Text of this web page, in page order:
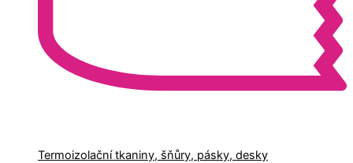
Termoizolační tkaniny, šňůry, pásky, desky